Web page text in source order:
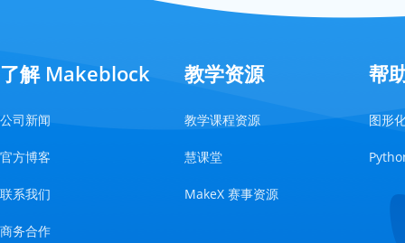
了解 Makeblock
公司新闻
官方博客
联系我们
商务合作
教学资源
教学课程资源
慧课堂
MakeX 赛事资源
帮
图形